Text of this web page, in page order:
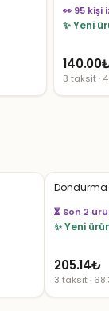
👀 95 kişi
✨ Yeni
140.00
3 taksit ·
Dondurma
👀 28 kişi
✨ Yeni
205.14₺
3 taksit ·